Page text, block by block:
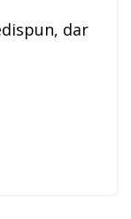
dar